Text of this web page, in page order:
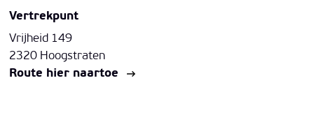
Vertrekpunt
Vrijheid 149
2320 Hoogstraten
Route hier naartoe